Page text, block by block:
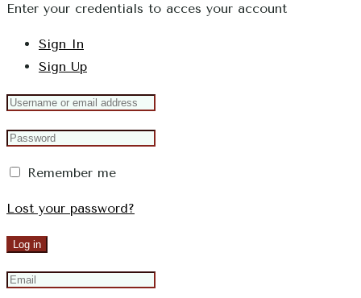
Enter your credentials to acces your account
Sign In
Sign Up
Remember me
Lost your password?
Log in